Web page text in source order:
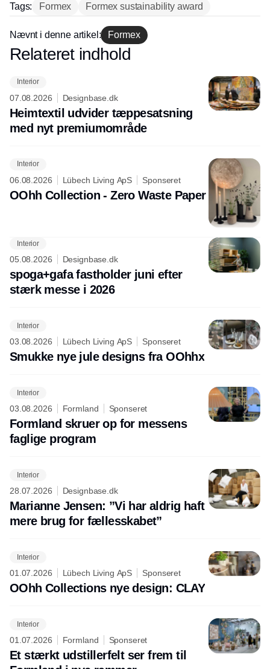
Tags: Formex Formex sustainability award
Nævnt i denne artikel: Formex
Annonce
Relateret indhold
Interior
07.08.2026 Designbase.dk
Heimtextil udvider tæppesatsning
med nyt premiumområde
Interior
06.08.2026 Lübech Living ApS Sponseret
OOhh Collection - Zero Waste Paper
Interior
05.08.2026 Designbase.dk
spoga+gafa fastholder juni efter
stærk messe i 2026
Interior
03.08.2026 Lübech Living ApS Sponseret
Smukke nye jule designs fra OOhhx
Interior
03.08.2026 Formland Sponseret
Formland skruer op for messens
faglige program
Interior
28.07.2026 Designbase.dk
Marianne Jensen: ”Vi har aldrig haft
mere brug for fællesskabet”
Interior
01.07.2026 Lübech Living ApS Sponseret
OOhh Collections nye design: CLAY
Interior
01.07.2026 Formland Sponseret
Et stærkt udstillerfelt ser frem til